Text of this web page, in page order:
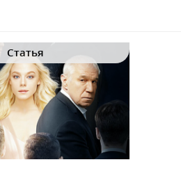
Статья